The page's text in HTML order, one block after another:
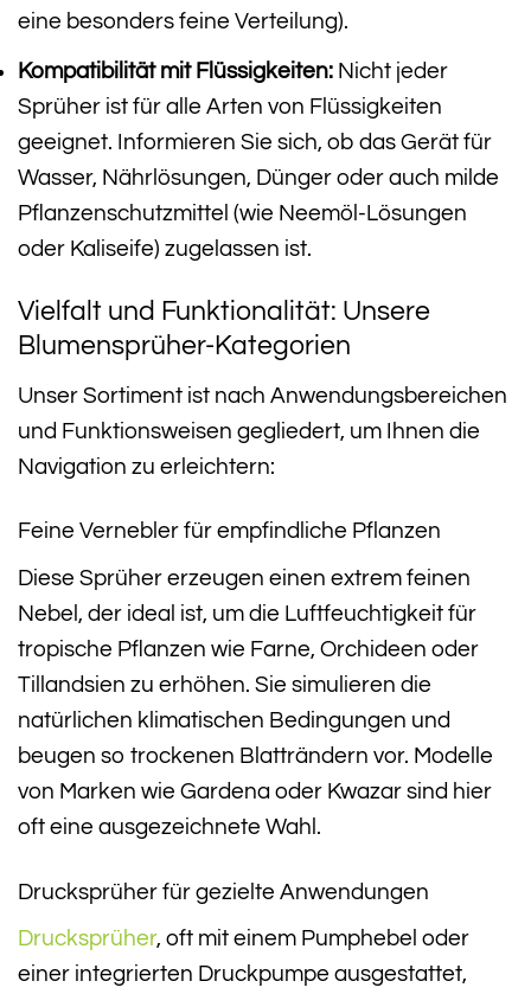
eine besonders feine Verteilung).
Kompatibilität mit Flüssigkeiten: Nicht jeder
Sprüher ist für alle Arten von Flüssigkeiten
geeignet. Informieren Sie sich, ob das Gerät für
Wasser, Nährlösungen, Dünger oder auch milde
Pflanzenschutzmittel (wie Neemöl-Lösungen
oder Kaliseife) zugelassen ist.
Vielfalt und Funktionalität: Unsere
Blumensprüher-Kategorien
Unser Sortiment ist nach Anwendungsbereichen
und Funktionsweisen gegliedert, um Ihnen die
Navigation zu erleichtern:
Feine Vernebler für empfindliche Pflanzen
Diese Sprüher erzeugen einen extrem feinen
Nebel, der ideal ist, um die Luftfeuchtigkeit für
tropische Pflanzen wie Farne, Orchideen oder
Tillandsien zu erhöhen. Sie simulieren die
natürlichen klimatischen Bedingungen und
beugen so trockenen Blatträndern vor. Modelle
von Marken wie Gardena oder Kwazar sind hier
oft eine ausgezeichnete Wahl.
Drucksprüher für gezielte Anwendungen
Drucksprüher, oft mit einem Pumphebel oder
einer integrierten Druckpumpe ausgestattet,